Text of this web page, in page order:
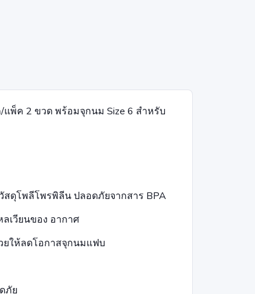
พ็ค 2 ขวด พร้อมจุกนม Size 6 สำหรับ
สดุโพลีโพรพิลีน ปลอดภัยจากสาร BPA
เวียนของ อากาศ
ยให้ลดโอกาสจุกนมแฟบ
ภัย